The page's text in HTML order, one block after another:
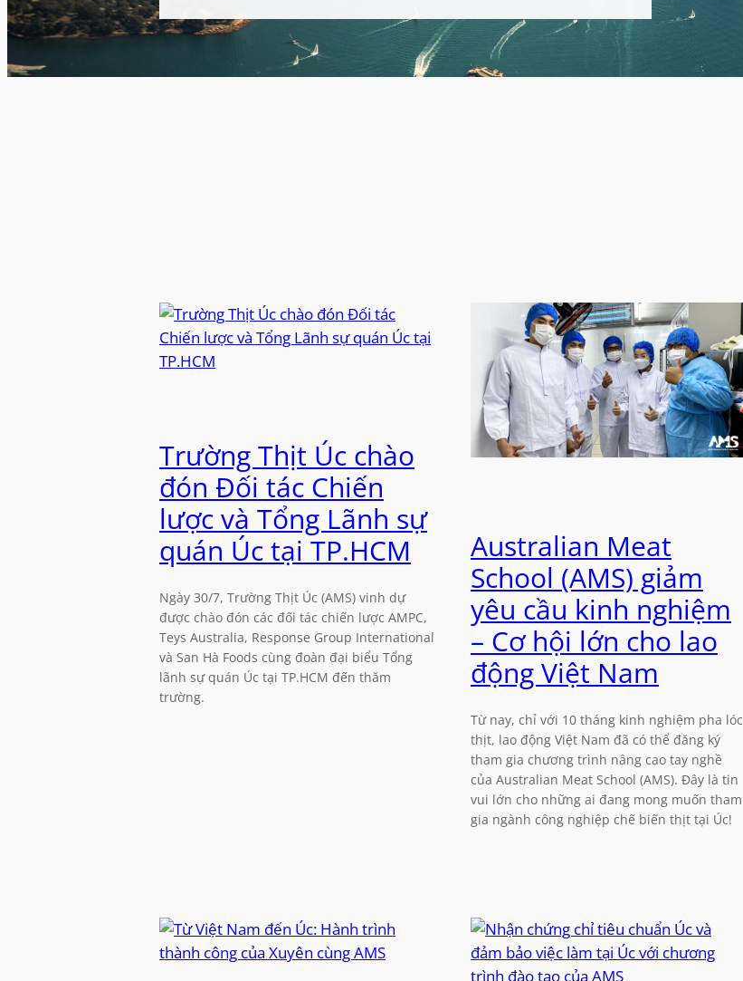
Trường Thịt Úc chào
đón Đối tác Chiến
lược và Tổng Lãnh sự
quán Úc tại TP.HCM
Ngày 30/7, Trường Thịt Úc (AMS) vinh dự
được chào đón các đối tác chiến lược AMPC,
Teys Australia, Response Group International
và San Hà Foods cùng đoàn đại biểu Tổng
lãnh sự quán Úc tại TP.HCM đến thăm
trường.
Australian Meat
School (AMS) giảm
yêu cầu kinh nghiệm
– Cơ hội lớn cho lao
động Việt Nam
Từ nay, chỉ với 10 tháng kinh nghiệm pha lóc
thịt, lao động Việt Nam đã có thể đăng ký
tham gia chương trình nâng cao tay nghề
của Australian Meat School (AMS). Đây là tin
vui lớn cho những ai đang mong muốn tham
gia ngành công nghiệp chế biến thịt tại Úc!